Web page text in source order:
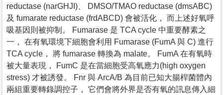
reductase (narGHJI)、 DMSO/TMAO reductase (dmsABC)
及 fumarate reductase (frdABCD) 會被活化， 而上述好氧呼
吸基因則被抑制。 Fumarase 是 TCA cycle 中重要酵素之
一， 在有氧環境下細胞會利用 Fumarase (FumA 與 C) 進行
TCA cycle， 將 fumarase 轉換為 malate。 FumA 在有氧時
被大量表現， FumC 是在當細胞受高氧應力(high oxygen
stress) 才被誘發。 Fnr 與 ArcA/B 為目前已知大腸桿菌體內
兩組重要轉錄調控子， 它們會將外界是否有氧的訊息傳入細